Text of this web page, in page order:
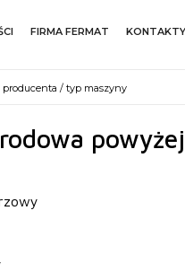
FIRMA FERMAT KONTAKTY